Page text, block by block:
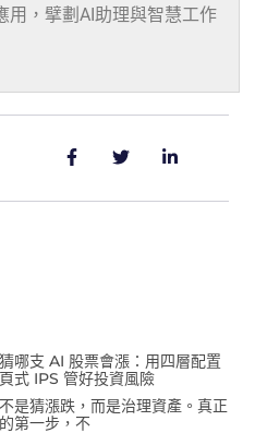
用，擘劃AI助理與智慧工作
哪支 AI 股票會漲：用四層配置
式 IPS 管好投資風險
是猜漲跌，而是治理資產。真正
第一步，不